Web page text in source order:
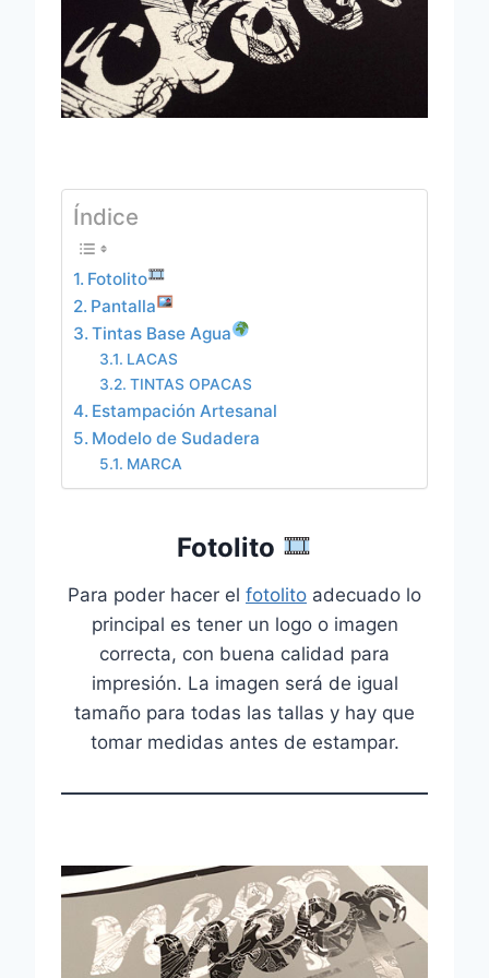
Índice
Fotolito
Pantalla
Tintas Base Agua
LACAS
TINTAS OPACAS
Estampación Artesanal
Modelo de Sudadera
MARCA
Fotolito
Para poder hacer el fotolito adecuado lo
principal es tener un logo o imagen
correcta, con buena calidad para
impresión. La imagen será de igual
tamaño para todas las tallas y hay que
tomar medidas antes de estampar.